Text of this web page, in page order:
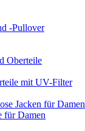
-Pullover
Oberteile
mit UV-Filter
Jacken für Damen
für Damen